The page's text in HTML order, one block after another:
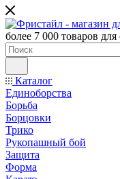
более 7 000 товаров для
Каталог
Единоборства
Борьба
Борцовки
Трико
Рукопашный бой
Защита
Форма